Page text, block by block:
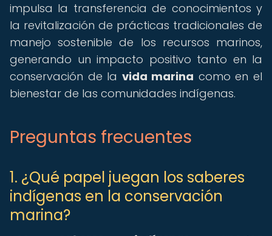
impulsa la transferencia de conocimientos y
la revitalización de prácticas tradicionales de
manejo sostenible de los recursos marinos,
generando un impacto positivo tanto en la
conservación de la vida marina como en el
bienestar de las comunidades indígenas.
Preguntas frecuentes
1. ¿Qué papel juegan los saberes
indígenas en la conservación
marina?